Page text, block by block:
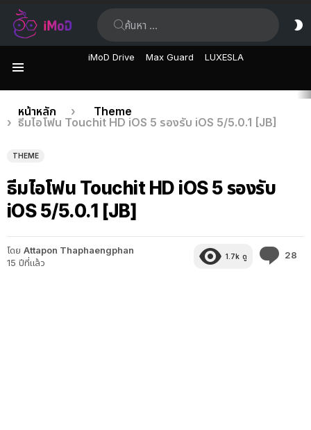
iMoD Drive Max Guard LUXESLA
เรื่อง
ล่าสุด
คุณอยู่ที่นี่:
หน้าหลัก
Theme
ธีมไอโฟน Touchit HD iOS 5 รองรับ iOS 5/5.0.1 [JB]
THEME
ธีมไอโฟน Touchit HD iOS 5 รองรับ
iOS 5/5.0.1 [JB]
โดย Attapon Thaphaengphan
15 ปีที่แล้ว
1.7k ดู 28